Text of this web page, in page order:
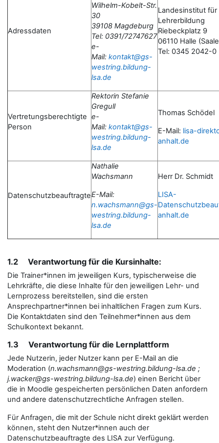
Adressdaten
Wilhelm-Kobelt-Str.
30
39108 Magdeburg
Tel: 0391/72747627
e-
Mail: kontakt@gs-
westring.bildung-
lsa.de
Landesinstitut
Lehrerbildung
Riebeckplatz 9
06110 Halle
Tel: 0345 2042-0
Vertretungsberechtigte
Person
Rektorin Stefanie
Gregull
e-
Mail: kontakt@gs-
westring.bildung-
lsa.de
Thomas Schödel
E-Mail: lisa-
anhalt.de
Datenschutzbeauftragte
Nathalie
Wachsmann
E-Mail:
n.wachsmann@gs-
westring.bildung-
lsa.de
Herr Dr. Schmidt
LISA-
anhalt.de
1.2 Verantwortung für die Kursinhalte:
Die Trainer*innen im jeweiligen Kurs, typischerweise die
Lehrkräfte, die diese Inhalte für den jeweiligen Lehr- und
Lernprozess bereitstellen, sind die ersten
Ansprechpartner*innen bei inhaltlichen Fragen zum Kurs.
Die Kontaktdaten sind den Teilnehmer*innen aus dem
Schulkontext bekannt.
1.3 Verantwortung für die Lernplattform
Jede Nutzerin, jeder Nutzer kann per E-Mail an die
Moderation (n.wachsmann@gs-westring.bildung-lsa.de ;
j.wacker@gs-westring.bildung-lsa.de) einen Bericht über
die in Moodle gespeicherten persönlichen Daten anfordern
und andere datenschutzrechtliche Anfragen stellen.
Für Anfragen, die mit der Schule nicht direkt geklärt werden
können, steht den Nutzer*innen auch der
Datenschutzbeauftragte des LISA zur Verfügung.